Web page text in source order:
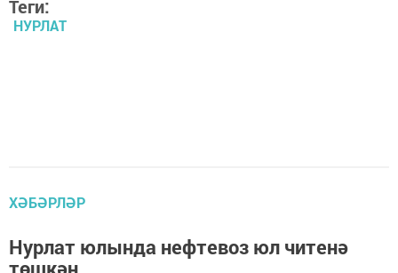
Теги:
НУРЛАТ
ХӘБӘРЛӘР
Нурлат юлында нефтевоз юл читенә